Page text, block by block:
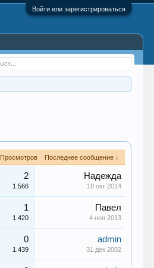
Войти или зарегистрироваться
Просмотров Последнее сообщение ↓
2
1.566
Надежда
18 окт 2014
1
1.420
Павел
4 ноя 2013
0
1.439
admin
31 дек 2002